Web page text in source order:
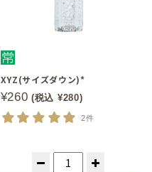
XYZ(サイズダウン)*
¥260 (税込 ¥280)
2件